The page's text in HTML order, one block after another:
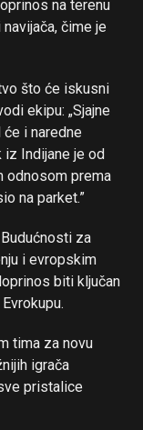
na terenu
čime je
što će iskusni
ekipu: „Sjajne
i naredne
Indijane je od
odnosom prema
na parket.”
za
i evropskim
biti ključan
tima za novu
igrača
pristalice